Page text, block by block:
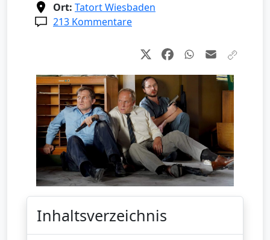
Ort: Tatort Wiesbaden
213 Kommentare
Inhaltsverzeichnis